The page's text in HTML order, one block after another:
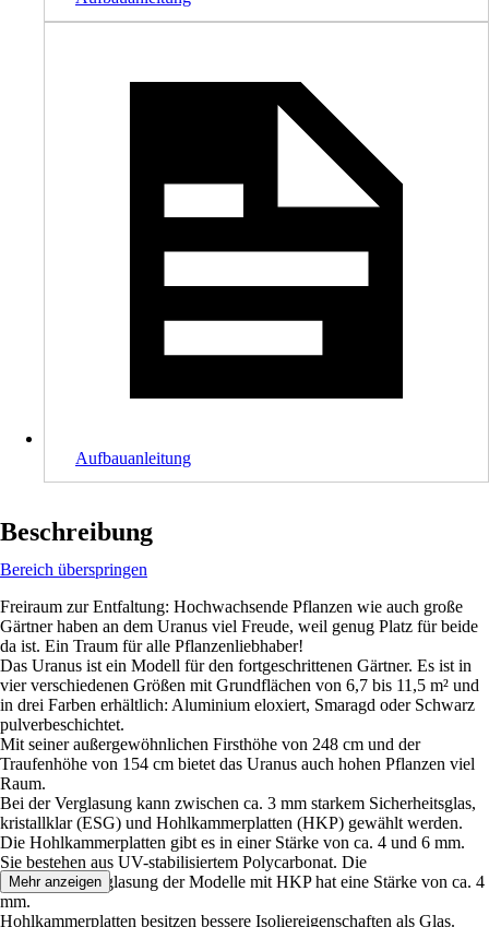
Aufbauanleitung
Beschreibung
Bereich überspringen
Freiraum zur Entfaltung: Hochwachsende Pflanzen wie auch große
Gärtner haben an dem Uranus viel Freude, weil genug Platz für beide
da ist. Ein Traum für alle Pflanzenliebhaber!
Das Uranus ist ein Modell für den fortgeschrittenen Gärtner. Es ist in
vier verschiedenen Größen mit Grundflächen von 6,7 bis 11,5 m² und
in drei Farben erhältlich: Aluminium eloxiert, Smaragd oder Schwarz
pulverbeschichtet.
Mit seiner außergewöhnlichen Firsthöhe von 248 cm und der
Traufenhöhe von 154 cm bietet das Uranus auch hohen Pflanzen viel
Raum.
Bei der Verglasung kann zwischen ca. 3 mm starkem Sicherheitsglas,
kristallklar (ESG) und Hohlkammerplatten (HKP) gewählt werden.
Die Hohlkammerplatten gibt es in einer Stärke von ca. 4 und 6 mm.
Sie bestehen aus UV-stabilisiertem Polycarbonat. Die
Dachfensterverglasung der Modelle mit HKP hat eine Stärke von ca. 4
mm.
Hohlkammerplatten besitzen bessere Isoliereigenschaften als Glas.
Mehr anzeigen